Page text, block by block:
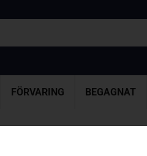
FÖRVARING BEGAGNAT